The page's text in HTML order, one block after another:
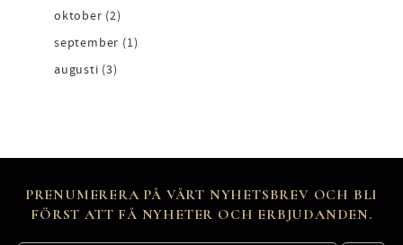
oktober (2)
september (1)
augusti (3)
PRENUMERERA PÅ VÅRT NYHETSBREV OCH BLI
FÖRST ATT FÅ NYHETER OCH ERBJUDANDEN.